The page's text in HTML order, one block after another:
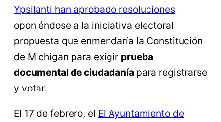
Ypsilanti han aprobado resoluciones
oponiéndose a la iniciativa electoral
propuesta que enmendaría la Constitución
de Michigan para exigir prueba
documental de ciudadanía para registrarse
y votar.
El 17 de febrero, el El Ayuntamiento de